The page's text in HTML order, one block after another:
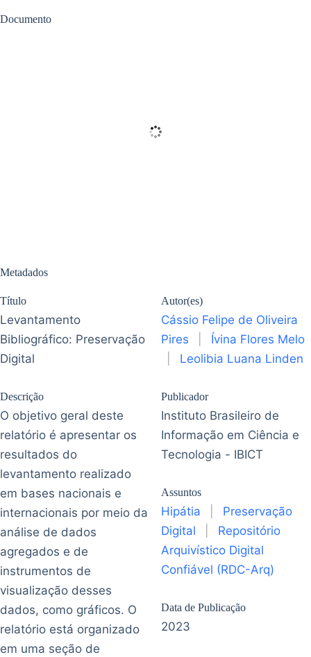
Documento
Metadados
Título
Levantamento
Bibliográfico: Preservação
Digital
Descrição
O objetivo geral deste
relatório é apresentar os
resultados do
levantamento realizado
em bases nacionais e
internacionais por meio da
análise de dados
agregados e de
instrumentos de
visualização desses
dados, como gráficos. O
relatório está organizado
em uma seção de
Autor(es)
Cássio Felipe de Oliveira
Pires
Ívina Flores Melo
Leolibia Luana Linden
Publicador
Instituto Brasileiro de
Informação em Ciência e
Tecnologia - IBICT
Assuntos
Hipátia
Preservação
Digital
Repositório
Arquivístico Digital
Confiável (RDC-Arq)
Data de Publicação
2023